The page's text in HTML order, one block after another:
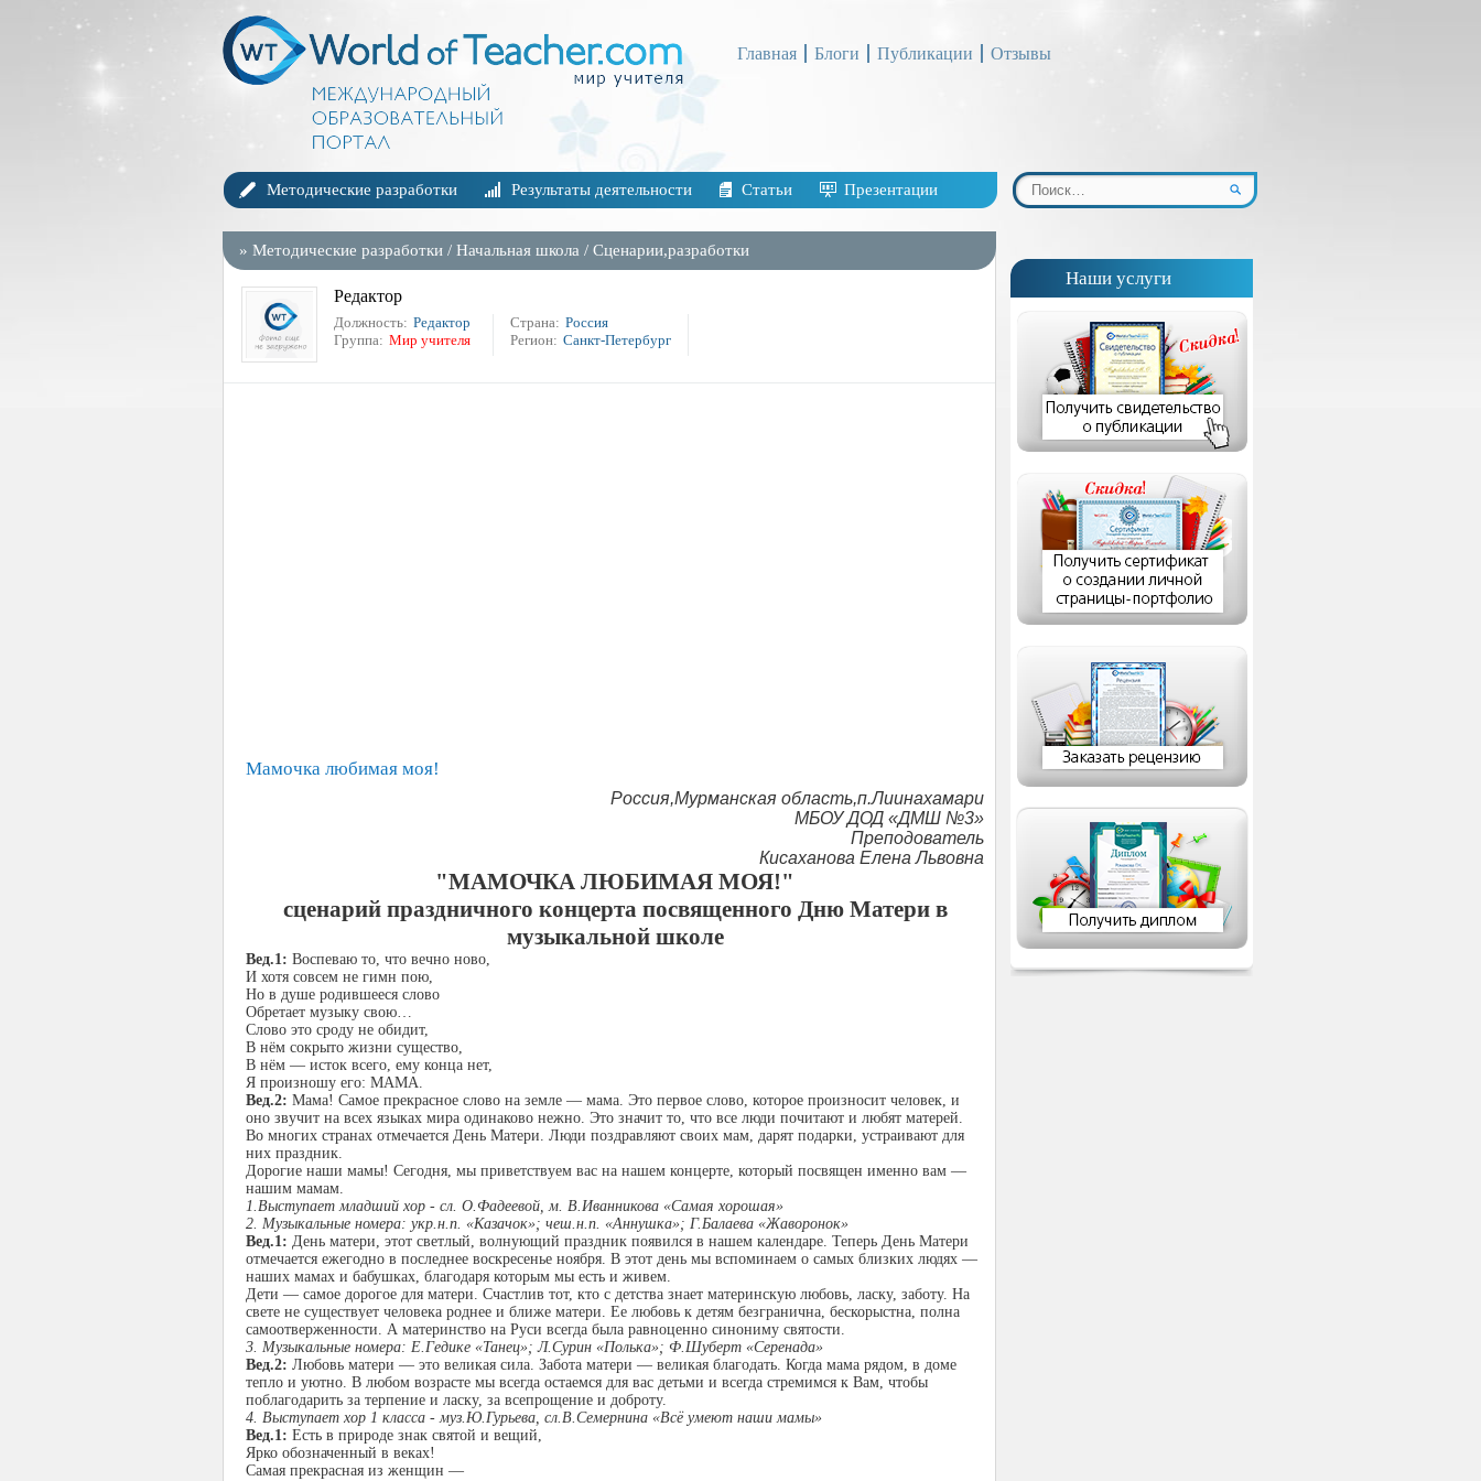
Главная Блоги Публикации Отзывы
Методические разработки Результаты деятельности Статьи Презентации
» Методические разработки / Начальная школа / Сценарии,разработки
Редактор
Должность: Редактор
Группа: Мир учителя
Страна: Россия
Регион: Санкт-Петербург
Мамочка любимая моя!
Россия,Мурманская область,п.Лиинахамари
МБОУ ДОД «ДМШ №3»
Преподователь
Кисаханова Елена Львовна
"МАМОЧКА ЛЮБИМАЯ МОЯ!"
сценарий праздничного концерта посвященного Дню Матери в
музыкальной школе
Вед.1: Воспеваю то, что вечно ново,
И хотя совсем не гимн пою,
Но в душе родившееся слово
Обретает музыку свою…
Слово это сроду не обидит,
В нём сокрыто жизни существо,
В нём — исток всего, ему конца нет,
Я произношу его: МАМА.
Вед.2: Мама! Самое прекрасное слово на земле — мама. Это первое слово, которое произносит человек, и
оно звучит на всех языках мира одинаково нежно. Это значит то, что все люди почитают и любят матерей.
Во многих странах отмечается День Матери. Люди поздравляют своих мам, дарят подарки, устраивают для
них праздник.
Дорогие наши мамы! Сегодня, мы приветствуем вас на нашем концерте, который посвящен именно вам —
нашим мамам.
1.Выступает младший хор - сл. О.Фадеевой, м. В.Иванникова «Самая хорошая»
2. Музыкальные номера: укр.н.п. «Казачок»; чеш.н.п. «Аннушка»; Г.Балаева «Жаворонок»
Вед.1: День матери, этот светлый, волнующий праздник появился в нашем календаре. Теперь День Матери
отмечается ежегодно в последнее воскресенье ноября. В этот день мы вспоминаем о самых близких людях —
наших мамах и бабушках, благодаря которым мы есть и живем.
Дети — самое дорогое для матери. Счастлив тот, кто с детства знает материнскую любовь, ласку, заботу. На
свете не существует человека роднее и ближе матери. Ее любовь к детям безгранична, бескорыстна, полна
самоотверженности. А материнство на Руси всегда была равноценно сино­ниму святости.
3. Музыкальные номера: Е.Гедике «Танец»; Л.Сурин «Полька»; Ф.Шуберт «Серенада»
Вед.2: Любовь матери — это великая сила. Забота матери — великая благодать. Когда мама рядом, в доме
тепло и уютно. В любом возрасте мы всегда остаемся для вас детьми и всегда стремимся к Вам, чтобы
поблагодарить за терпение и ласку, за всепрощение и доброту.
4. Выступает хор 1 класса - муз.Ю.Гурьева, сл.В.Семернина «Всё умеют наши мамы»
Вед.1: Есть в природе знак святой и вещий,
Ярко обозначенный в веках!
Самая прекрасная из женщин —
Наши услуги